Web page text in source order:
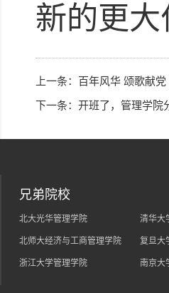
新的更
上一条： 百年风华 颂歌献
下一条： 开班了，管理学院
兄弟院校
北大光华管理学院 清华大
北师大经济与工商管理学院 复旦大
浙江大学管理学院 南京大